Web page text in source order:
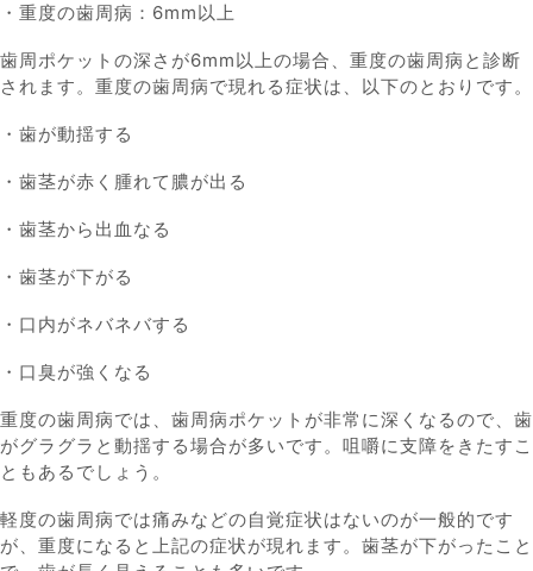
・重度の歯周病：6mm以上
歯周ポケットの深さが6mm以上の場合、重度の歯周病と診断
されます。重度の歯周病で現れる症状は、以下のとおりです。
・歯が動揺する
・歯茎が赤く腫れて膿が出る
・歯茎から出血なる
・歯茎が下がる
・口内がネバネバする
・口臭が強くなる
重度の歯周病では、歯周病ポケットが非常に深くなるので、歯
がグラグラと動揺する場合が多いです。咀嚼に支障をきたすこ
ともあるでしょう。
軽度の歯周病では痛みなどの自覚症状はないのが一般的です
が、重度になると上記の症状が現れます。歯茎が下がったこと